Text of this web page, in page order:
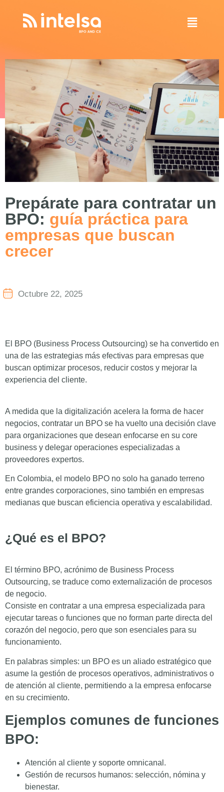
Prepárate para contratar un
BPO: guía práctica para
empresas que buscan
crecer
Octubre 22, 2025
El BPO (Business Process Outsourcing) se ha convertido en
una de las estrategias más efectivas para empresas que
buscan optimizar procesos, reducir costos y mejorar la
experiencia del cliente.
A medida que la digitalización acelera la forma de hacer
negocios, contratar un BPO se ha vuelto una decisión clave
para organizaciones que desean enfocarse en su core
business y delegar operaciones especializadas a
proveedores expertos.
En Colombia, el modelo BPO no solo ha ganado terreno
entre grandes corporaciones, sino también en empresas
medianas que buscan eficiencia operativa y escalabilidad.
¿Qué es el BPO?
El término BPO, acrónimo de Business Process
Outsourcing, se traduce como externalización de procesos
de negocio.
Consiste en contratar a una empresa especializada para
ejecutar tareas o funciones que no forman parte directa del
corazón del negocio, pero que son esenciales para su
funcionamiento.
En palabras simples: un BPO es un aliado estratégico que
asume la gestión de procesos operativos, administrativos o
de atención al cliente, permitiendo a la empresa enfocarse
en su crecimiento.
Ejemplos comunes de funciones
BPO:
Atención al cliente y soporte omnicanal.
Gestión de recursos humanos: selección, nómina y
bienestar.